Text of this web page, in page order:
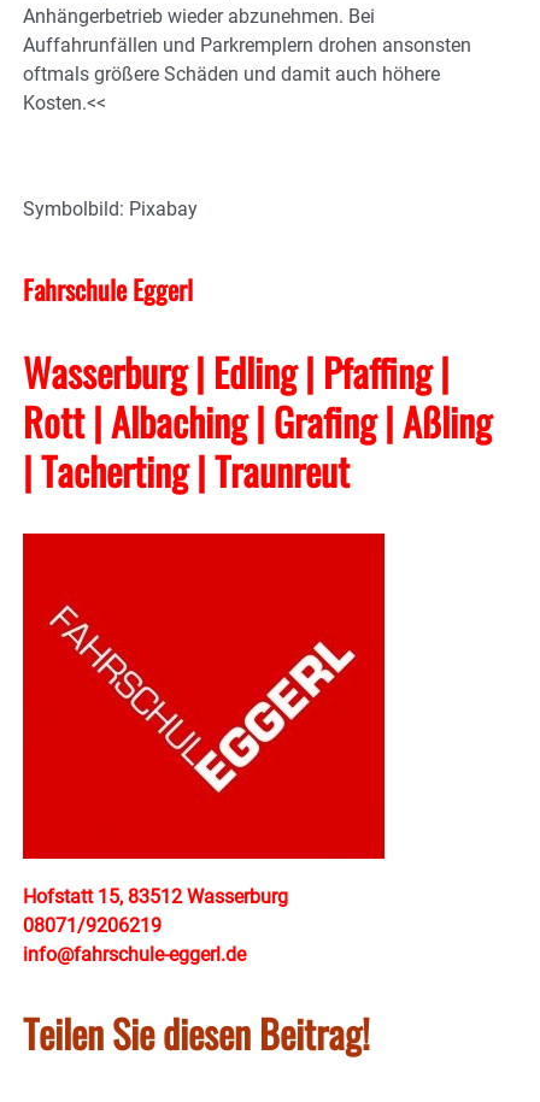
Anhängerbetrieb wieder abzunehmen. Bei
Auffahrunfällen und Parkremplern drohen ansonsten
oftmals größere Schäden und damit auch höhere
Kosten.<<
Symbolbild: Pixabay
Fahrschule Eggerl
Wasserburg | Edling | Pfaffing |
Rott | Albaching| Grafing| Aßling
| Tacherting| Traunreut
Hofstatt 15, 83512 Wasserburg
08071/9206219
info@fahrschule-eggerl.de
Teilen Sie diesen Beitrag!